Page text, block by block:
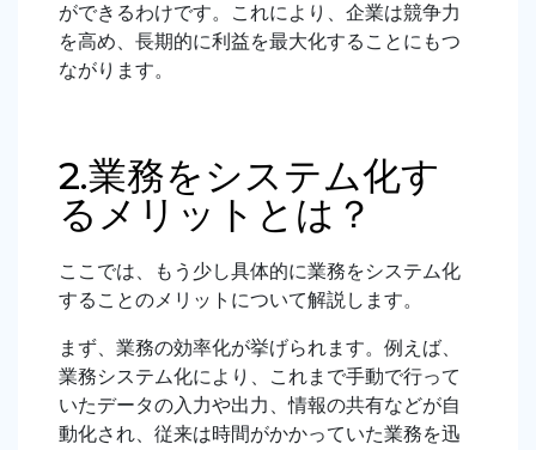
ができるわけです。これにより、企業は競争力
を高め、長期的に利益を最大化することにもつ
ながります。
2.業務をシステム化す
るメリットとは？
ここでは、もう少し具体的に業務をシステム化
することのメリットについて解説します。
まず、業務の効率化が挙げられます。例えば、
業務システム化により、これまで手動で行って
いたデータの入力や出力、情報の共有などが自
動化され、従来は時間がかかっていた業務を迅